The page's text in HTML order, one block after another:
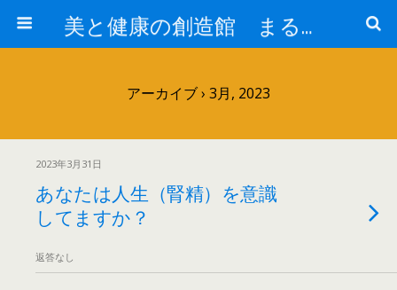
美と健康の創造館 まるとみ薬品 ぐんまの薬屋 芳さんのブログ
アーカイブ › 3月, 2023
2023年3月31日
あなたは人生（腎精）を意識
してますか？
返答なし